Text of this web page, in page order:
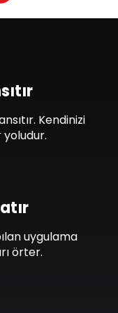
uygulama
örter.
Kendinizi